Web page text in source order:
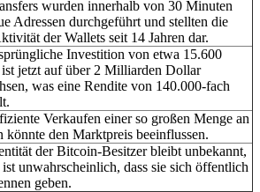
wurden innerhalb von 30 Minuten
Adressen durchgeführt und stellten die
der Wallets seit 14 Jahren dar.
Investition von etwa 15.600
jetzt auf über 2 Milliarden Dollar
was eine Rendite von 140.000-fach
Verkaufen einer so großen Menge an
könnte den Marktpreis beeinflussen.
der Bitcoin-Besitzer bleibt unbekannt,
ist unwahrscheinlich, dass sie sich öffentlich
geben.